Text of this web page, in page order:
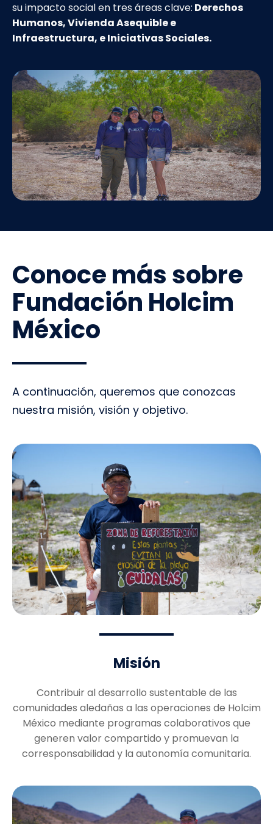
su impacto social en tres áreas clave: Derechos
Humanos, Vivienda Asequible e
Infraestructura, e Iniciativas Sociales.
Conoce más sobre
Fundación Holcim
México
A continuación, queremos que conozcas
nuestra misión, visión y objetivo.
Misión
Contribuir al desarrollo sustentable de las
comunidades aledañas a las operaciones de Holcim
México mediante programas colaborativos que
generen valor compartido y promuevan la
corresponsabilidad y la autonomía comunitaria.